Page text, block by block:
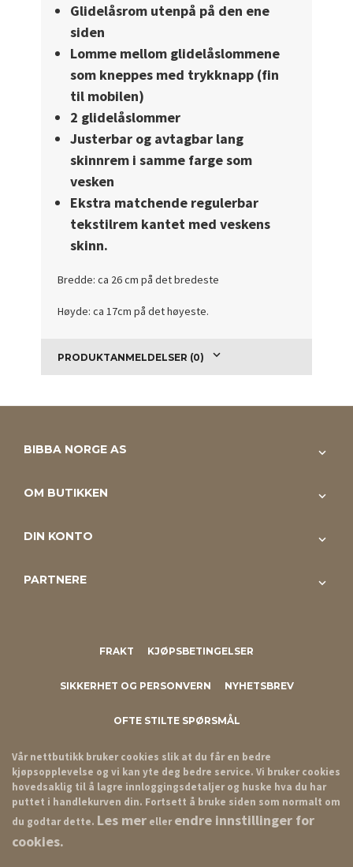
Glidelåsrom utenpå på den ene
siden
Lomme mellom glidelåslommene
som kneppes med trykknapp (fin
til mobilen)
2 glidelåslommer
Justerbar og avtagbar lang
skinnrem i samme farge som
vesken
Ekstra matchende regulerbar
tekstilrem kantet med veskens
skinn.
Bredde: ca 26 cm på det bredeste
Høyde: ca 17cm på det høyeste.
PRODUKTANMELDELSER (0)
BIBBA NORGE AS
OM BUTIKKEN
DIN KONTO
PARTNERE
FRAKT KJØPSBETINGELSER
SIKKERHET OG PERSONVERN NYHETSBREV
OFTE STILTE SPØRSMÅL
Vår nettbutikk bruker cookies slik at du får en bedre
kjøpsopplevelse og vi kan yte deg bedre service. Vi bruker cookies
hovedsaklig til å lagre innloggingsdetaljer og huske hva du har
puttet i handlekurven din. Fortsett å bruke siden som normalt om
du godtar dette. Les mer ellerendre innstillinger for
cookies.